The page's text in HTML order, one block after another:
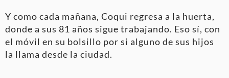
Y como cada mañana, Coqui regresa a la huerta,
donde a sus 81 años sigue trabajando. Eso sí, con
el móvil en su bolsillo por si alguno de sus hijos
la llama desde la ciudad.